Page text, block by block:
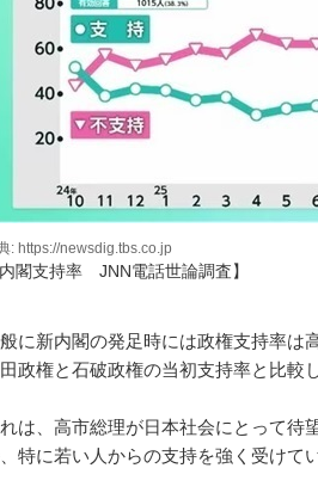
: https://newsdig.tbs.co.jp
内閣支持率 JNN電話世論調査】
に新内閣の発足時には政権支持率は
政権と石破政権の当初支持率と比較
は、高市総理が日本社会にとって待
特に若い人からの支持を強く受けて